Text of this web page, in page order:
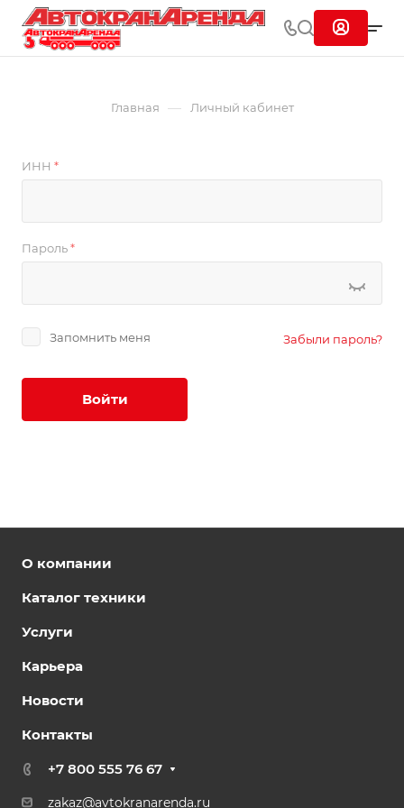
Главная — Личный кабинет
ИНН *
Пароль*
Запомнить меня Забыли пароль?
Войти
О компании
Каталог техники
Услуги
Карьера
Новости
Контакты
+7 800 555 76 67
zakaz@avtokranarenda.ru